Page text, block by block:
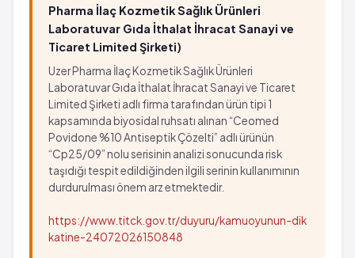
Pharma İlaç Kozmetik Sağlık Ürünleri
Laboratuvar Gıda İthalat İhracat Sanayi ve
Ticaret Limited Şirketi)
Uzer Pharma İlaç Kozmetik Sağlık Ürünleri
Laboratuvar Gıda İthalat İhracat Sanayi ve Ticaret
Limited Şirketi adlı firma tarafından ürün tipi 1
kapsamında biyosidal ruhsatı alınan “Ceomed
Povidone %10 Antiseptik Çözelti” adlı ürünün
“Cp25/09” nolu serisinin analizi sonucunda risk
taşıdığı tespit edildiğinden ilgili serinin kullanımının
durdurulması önem arz etmektedir.
https://www.titck.gov.tr/duyuru/kamuoyunun-dik
katine-24072026150848